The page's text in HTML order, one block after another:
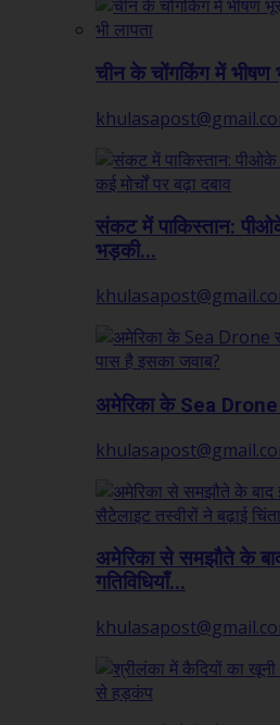
चीन के चोंगकिंग में
संकट में पाकिस्तान:
भड़की...
अमेरिका के Sea Drone
अमेरिका से समझौते के
गतिविधियाँ...